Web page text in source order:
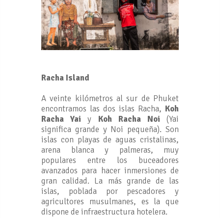
Racha Island
A veinte kilómetros al sur de Phuket
encontramos las dos islas Racha, Koh
Racha Yai y Koh Racha Noi (Yai
significa grande y Noi pequeña). Son
islas con playas de aguas cristalinas,
arena blanca y palmeras, muy
populares entre los buceadores
avanzados para hacer inmersiones de
gran calidad. La más grande de las
islas, poblada por pescadores y
agricultores musulmanes, es la que
dispone de infraestructura hotelera.